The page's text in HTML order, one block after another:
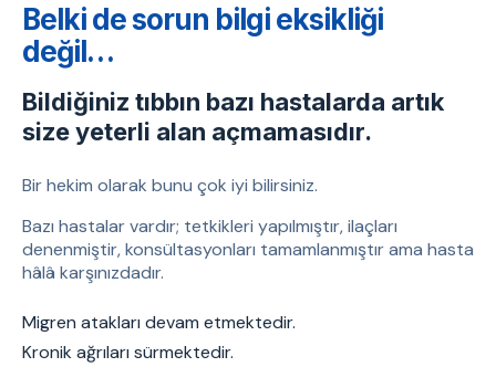
Belki de sorun bilgi eksikliği
değil…
Bildiğiniz tıbbın bazı hastalarda artık
size yeterli alan açmamasıdır.
Bir hekim olarak bunu çok iyi bilirsiniz.
Bazı hastalar vardır; tetkikleri yapılmıştır, ilaçları
denenmiştir, konsültasyonları tamamlanmıştır ama hasta
hâlâ karşınızdadır.
Migren atakları devam etmektedir.
Kronik ağrıları sürmektedir.